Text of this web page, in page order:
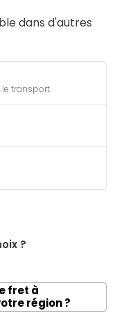
dans d'autres
transport
?
fret à
région ?